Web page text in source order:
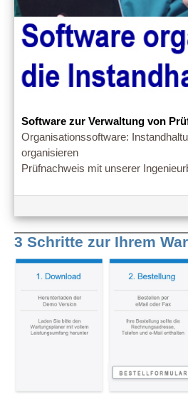
Software zur Verwaltung von
Organisationssoftware:
organisieren
Prüfnachweis mit unserer
3 Schritte zur Ihrem